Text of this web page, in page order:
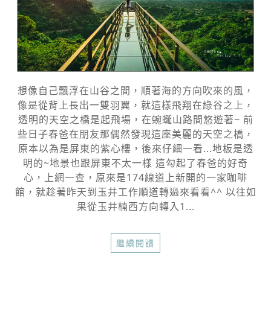
想像自己飄浮在山谷之間，順著海的方向吹來的風，
像是從背上長出一雙羽翼，就這樣飛翔在綠谷之上，
透明的天空之橋是起飛場，在蜿蜒山路間悠遊著~ 前
些日子春爸在朋友那偶然發現這座美麗的天空之橋，
原本以為是屏東的紫心樓，後來仔細一看...地板是透
明的~地景也跟屏東不太一樣 這勾起了春爸的好奇
心，上網一查，原來是174線道上新開的一家咖啡
館，就趁著昨天到玉井工作順道轉過來看看^^ 以往如
果從玉井楠西方向轉入1...
繼續閱讀